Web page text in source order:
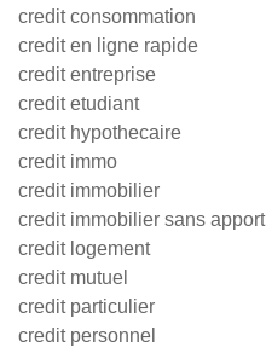
credit consommation
credit en ligne rapide
credit entreprise
credit etudiant
credit hypothecaire
credit immo
credit immobilier
credit immobilier sans apport
credit logement
credit mutuel
credit particulier
credit personnel